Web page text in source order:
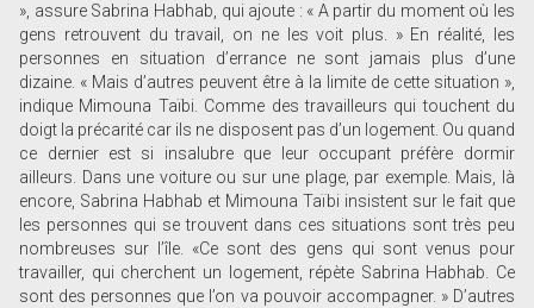
», assure Sabrina ­Habhab, qui ajoute : « A partir du moment où les
gens retrouvent du travail, on ne les voit plus. » En réalité, les
personnes en situation d’errance ne sont jamais plus d’une
dizaine. « Mais d’autres peuvent être à la limite de cette situation »,
indique Mimouna Taïbi. Comme des travailleurs qui touchent du
doigt la précarité car ils ne disposent pas d’un logement. Ou quand
ce dernier est si insalubre que leur occupant préfère dormir
ailleurs. Dans une voiture ou sur une plage, par exemple. Mais, là
encore, Sabrina Habhab et Mimouna Taïbi insistent sur le fait que
les personnes qui se trouvent dans ces situations sont très peu
nombreuses sur l’île. «Ce sont des gens qui sont venus pour
travailler, qui cherchent un logement, répète Sabrina Habhab. Ce
sont des personnes que l’on va pouvoir accompagner. » D’autres